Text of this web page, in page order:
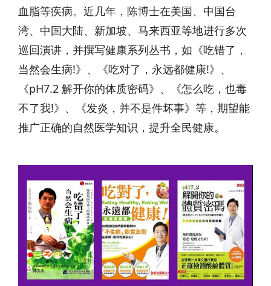
血脂等疾病。近几年，陈博士在美国、中国台
湾、中国大陆、新加坡、马来西亚等地进行多次
巡回演讲，并撰写健康系列丛书，如《吃错了，
当然会生病!》、《吃对了，永远都健康!》、
《pH7.2 解开你的体质密码》、《怎么吃，也毒
不了我!》、《发炎，并不是件坏事》等，期望能
推广正确的自然医学知识，提升全民健康。